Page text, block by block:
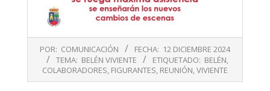
12-
POR: COMUNICACIÓN FECHA: 12 DICIEMBRE 2024
TEMA: BELÉN VIVIENTE ETIQUETADO: BELÉN,
COLABORADORES, FIGURANTES, REUNIÓN,VIVIENTE